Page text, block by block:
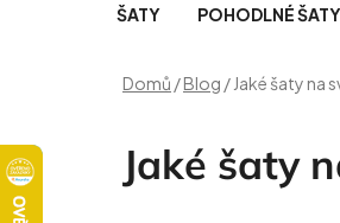
ŠATY
POHODLNÉ
Domů /Blog / Jaké šaty na
Jaké šaty